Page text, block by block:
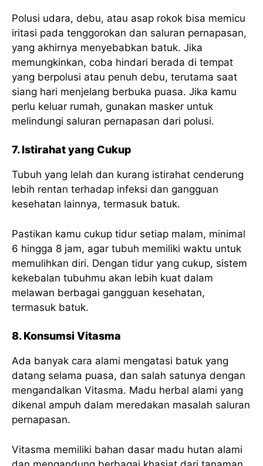
Polusi udara, debu, atau asap rokok bisa memicu
iritasi pada tenggorokan dan saluran pernapasan,
yang akhirnya menyebabkan batuk. Jika
memungkinkan, coba hindari berada di tempat
yang berpolusi atau penuh debu, terutama saat
siang hari menjelang berbuka puasa. Jika kamu
perlu keluar rumah, gunakan masker untuk
melindungi saluran pernapasan dari polusi.
7. Istirahat yang Cukup
Tubuh yang lelah dan kurang istirahat cenderung
lebih rentan terhadap infeksi dan gangguan
kesehatan lainnya, termasuk batuk.
Pastikan kamu cukup tidur setiap malam, minimal
6 hingga 8 jam, agar tubuh memiliki waktu untuk
memulihkan diri. Dengan tidur yang cukup, sistem
kekebalan tubuhmu akan lebih kuat dalam
melawan berbagai gangguan kesehatan,
termasuk batuk.
8. Konsumsi Vitasma
Ada banyak cara alami mengatasi batuk yang
datang selama puasa, dan salah satunya dengan
mengandalkan Vitasma. Madu herbal alami yang
dikenal ampuh dalam meredakan masalah saluran
pernapasan.
Vitasma memiliki bahan dasar madu hutan alami